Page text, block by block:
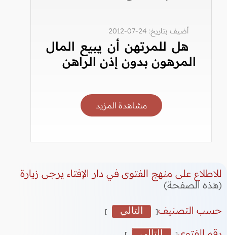
أضيف بتاريخ: 24-07-2012
هل للمرتهن أن يبيع المال
المرهون بدون إذن الراهن
مشاهدة المزيد
للاطلاع على منهج الفتوى في دار الإفتاء يرجى زيارة
(هذه الصفحة)
حسب التصنيف[ التالي ]